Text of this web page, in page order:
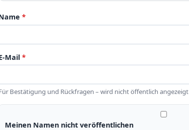
*
Mail *
Bestätigung und Rückfragen – wird nicht öffentlich
Meinen Namen nicht veröffentlichen